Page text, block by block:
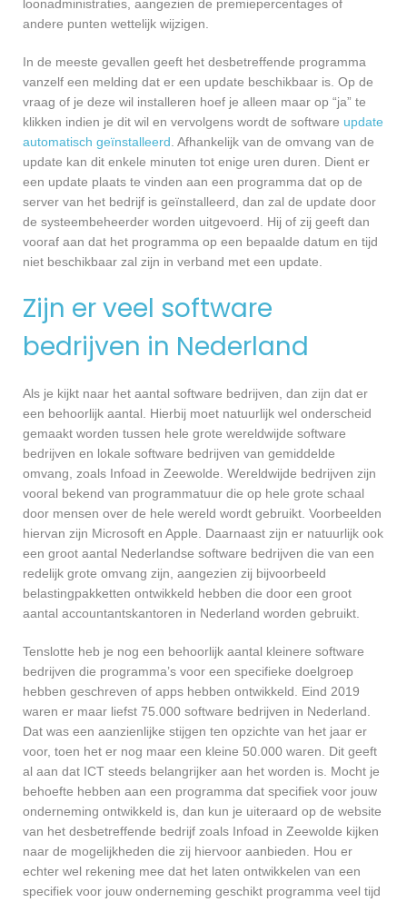
loonadministraties, aangezien de premiepercentages of
andere punten wettelijk wijzigen.
In de meeste gevallen geeft het desbetreffende programma
vanzelf een melding dat er een update beschikbaar is. Op de
vraag of je deze wil installeren hoef je alleen maar op “ja” te
klikken indien je dit wil en vervolgens wordt de software update
automatisch geïnstalleerd. Afhankelijk van de omvang van de
update kan dit enkele minuten tot enige uren duren. Dient er
een update plaats te vinden aan een programma dat op de
server van het bedrijf is geïnstalleerd, dan zal de update door
de systeembeheerder worden uitgevoerd. Hij of zij geeft dan
vooraf aan dat het programma op een bepaalde datum en tijd
niet beschikbaar zal zijn in verband met een update.
Zijn er veel software
bedrijven in Nederland
Als je kijkt naar het aantal software bedrijven, dan zijn dat er
een behoorlijk aantal. Hierbij moet natuurlijk wel onderscheid
gemaakt worden tussen hele grote wereldwijde software
bedrijven en lokale software bedrijven van gemiddelde
omvang, zoals Infoad in Zeewolde. Wereldwijde bedrijven zijn
vooral bekend van programmatuur die op hele grote schaal
door mensen over de hele wereld wordt gebruikt. Voorbeelden
hiervan zijn Microsoft en Apple. Daarnaast zijn er natuurlijk ook
een groot aantal Nederlandse software bedrijven die van een
redelijk grote omvang zijn, aangezien zij bijvoorbeeld
belastingpakketten ontwikkeld hebben die door een groot
aantal accountantskantoren in Nederland worden gebruikt.
Tenslotte heb je nog een behoorlijk aantal kleinere software
bedrijven die programma’s voor een specifieke doelgroep
hebben geschreven of apps hebben ontwikkeld. Eind 2019
waren er maar liefst 75.000 software bedrijven in Nederland.
Dat was een aanzienlijke stijgen ten opzichte van het jaar er
voor, toen het er nog maar een kleine 50.000 waren. Dit geeft
al aan dat ICT steeds belangrijker aan het worden is. Mocht je
behoefte hebben aan een programma dat specifiek voor jouw
onderneming ontwikkeld is, dan kun je uiteraard op de website
van het desbetreffende bedrijf zoals Infoad in Zeewolde kijken
naar de mogelijkheden die zij hiervoor aanbieden. Hou er
echter wel rekening mee dat het laten ontwikkelen van een
specifiek voor jouw onderneming geschikt programma veel tijd